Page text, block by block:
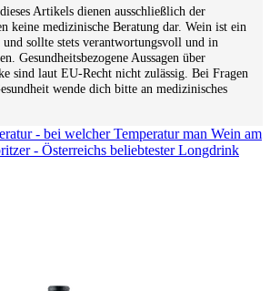
Artikels dienen ausschließlich der
keine medizinische Beratung dar. Wein ist ein
und sollte stets verantwortungsvoll und in
Gesundheitsbezogene Aussagen über
sind laut EU-Recht nicht zulässig. Bei Fragen
wende dich bitte an medizinisches
- bei welcher Temperatur man Wein am
- Österreichs beliebtester Longdrink